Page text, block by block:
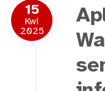
15
Kwi
2025